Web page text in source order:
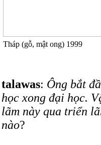
Tháp (gỗ, mật ong) 1999
talawas: Ông bắt
học xong đại học.
lãm này qua triển
nào?